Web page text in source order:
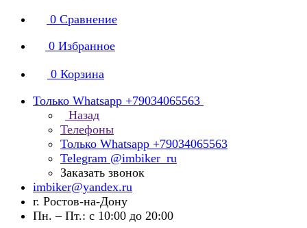
0 Сравнение
0 Избранное
0 Корзина
Только Whatsapp +79034065563
Назад
Телефоны
Только Whatsapp +79034065563
Telegram @imbiker_ru
Заказать звонок
imbiker@yandex.ru
г. Ростов-на-Дону
Пн. – Пт.: с 10:00 до 20:00